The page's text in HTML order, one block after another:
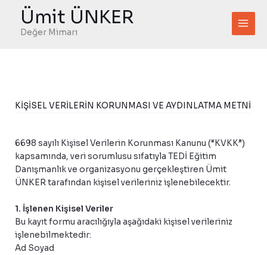
İçeriğe
Ümit ÜNKER
Değer Mimarı
KİŞİSEL VERİLERİN KORUNMASI VE AYDINLATMA METNİ
6698 sayılı Kişisel Verilerin Korunması Kanunu (“KVKK”)
kapsamında, veri sorumlusu sıfatıyla TEDİ Eğitim
Danışmanlık ve organizasyonu gerçekleştiren Ümit
ÜNKER tarafından kişisel verileriniz işlenebilecektir.
1. İşlenen Kişisel Veriler
Bu kayıt formu aracılığıyla aşağıdaki kişisel verileriniz
işlenebilmektedir:
Ad Soyad